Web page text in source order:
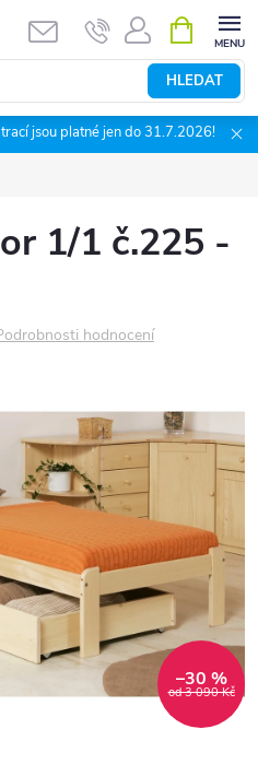
HLEDAT
NÁKUPNÍ
KOŠÍK
jsou platné jen do 31.7.2026!
1/1 č.225 -
hodnocení
od 3 090 Kč
–30 %